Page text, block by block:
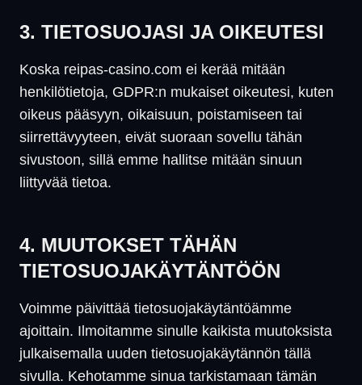
3. TIETOSUOJASI JA OIKEUTESI
Koska reipas-casino.com ei kerää mitään
henkilötietoja, GDPR:n mukaiset oikeutesi, kuten
oikeus pääsyyn, oikaisuun, poistamiseen tai
siirrettävyyteen, eivät suoraan sovellu tähän
sivustoon, sillä emme hallitse mitään sinuun
liittyvää tietoa.
4. MUUTOKSET TÄHÄN
TIETOSUOJAKÄYTÄNTÖÖN
Voimme päivittää tietosuojakäytäntöämme
ajoittain. Ilmoitamme sinulle kaikista muutoksista
julkaisemalla uuden tietosuojakäytännön tällä
sivulla. Kehotamme sinua tarkistamaan tämän